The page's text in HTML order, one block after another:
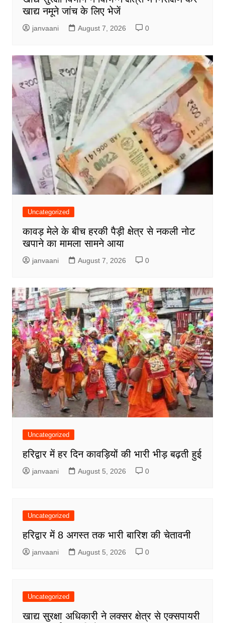
खाद्य नमूने जांच के लिए भेजें
janvaani August 7, 2026 0
Uncategorized
कावड़ मेले के बीच हरकी पैड़ी क्षेत्र से नकली नोट
खपाने का मामला सामने आया
janvaani August 7, 2026 0
Uncategorized
हरिद्वार में हर दिन कावड़ियों की भारी भीड़ बढ़ती हुई
janvaani August 5, 2026 0
Uncategorized
हरिद्वार में 8 अगस्त तक भारी बारिश की चेतावनी
janvaani August 5, 2026 0
Uncategorized
खाद्य सुरक्षा अधिकारी ने लक्सर क्षेत्र से एक्सपायरी